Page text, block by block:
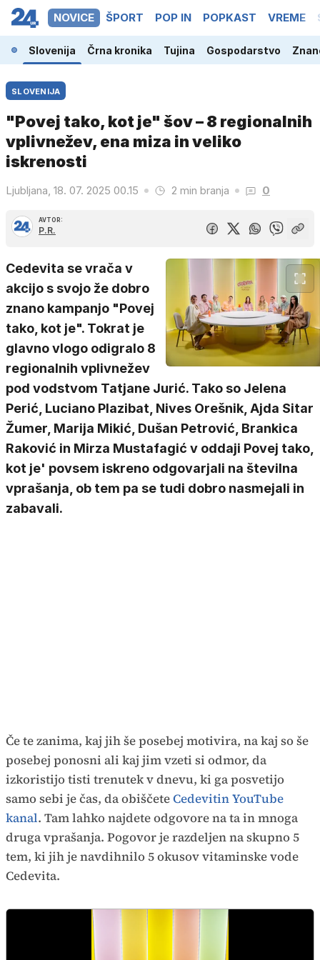
NOVICE ŠPORT POP IN POPKAST VREME
Slovenija Črna kronika Tujina Gospodarstvo
SLOVENIJA
"Povej tako, kot je" šov – 8 regionalnih
vplivnežev, ena miza in veliko
iskrenosti
Ljubljana, 18. 07. 2025 00.15 2 min branja 0
AVTOR:
P.R.
Cedevita se vrača v
akcijo s svojo že dobro
znano kampanjo "Povej
tako, kot je". Tokrat je
glavno vlogo odigralo 8
regionalnih vplivnežev
pod vodstvom Tatjane Jurić. Tako so Jelena
Perić, Luciano Plazibat, Nives Orešnik, Ajda Sitar
Žumer, Marija Mikić, Dušan Petrović, Brankica
Raković in Mirza Mustafagić v oddaji Povej tako,
kot je' povsem iskreno odgovarjali na številna
vprašanja, ob tem pa se tudi dobro nasmejali in
zabavali.
Če te zanima, kaj jih še posebej motivira, na kaj so še
posebej ponosni ali kaj jim vzeti si odmor, da
izkoristijo tisti trenutek v dnevu, ki ga posvetijo
samo sebi je čas, da obiščeteCedevitin YouTube
kanal. Tam lahko najdete odgovore na ta in mnoga
druga vprašanja. Pogovor je razdeljen na skupno 5
tem, ki jih je navdihnilo 5 okusov vitaminske vode
Cedevita.